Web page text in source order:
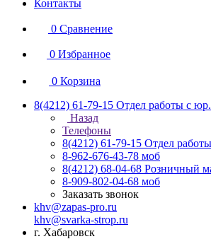
Контакты
0 Сравнение
0 Избранное
0 Корзина
8(4212) 61-79-15 Отдел работы с
Назад
Телефоны
8(4212) 61-79-15 Отдел
8-962-676-43-78 моб
8(4212) 68-04-68 Розничный
8-909-802-04-68 моб
Заказать звонок
khv@zapas-pro.ru
khv@svarka-strop.ru
г. Хабаровск